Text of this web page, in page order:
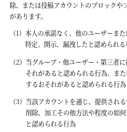
除、または投稿アカウントのブロックや
があります。
本人の承諾なく、他のユーザーま
特定、開示、漏洩したと認められ
当グループ・他ユーザー・第三者
それがあると認められる行為、ま
するおそれがあると認められる行為
当該アカウントを通じ、提供される
削除、加工その他方法や程度の如
と認められる行為